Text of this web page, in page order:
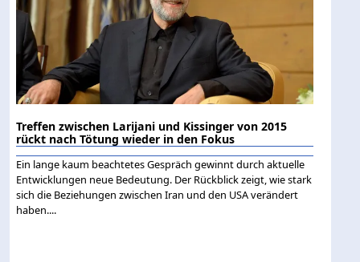
Treffen zwischen Larijani und Kissinger von 2015
rückt nach Tötung wieder in den Fokus
Ein lange kaum beachtetes Gespräch gewinnt durch aktuelle
Entwicklungen neue Bedeutung. Der Rückblick zeigt, wie stark
sich die Beziehungen zwischen Iran und den USA verändert
haben....